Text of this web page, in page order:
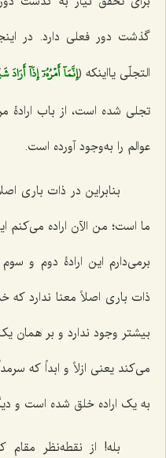
گذشت دور فعلی دارد. در
التجلّی یااینکه ﴿إِنَّمَآ أَمۡرُهُۥٓ إِذَآ
تجلی شده است، از باب ارادۀ
عوالم را به‌وجود آورده است.
بنابراین در ذات باری
ما است؛ من الآن اراده می‌کنم
برمی‌دارم این ارادۀ دوم و
ذات باری اصلاً معنا ندارد که
بیشتر وجود ندارد و بر همان
می‌کند یعنی ازلاً و ابداً که
به یک اراده خلق شده است و
بله! از نقطه‌نظر